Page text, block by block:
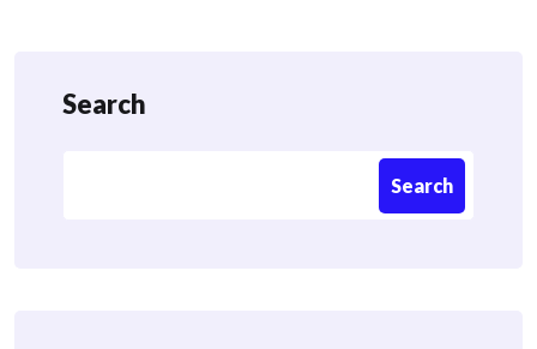
Search
Search